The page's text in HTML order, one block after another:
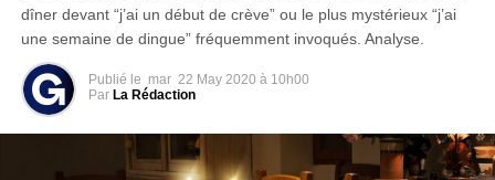
dîner devant “j’ai un début de crève” ou le plus mystérieux “j’ai
une semaine de dingue” fréquemment invoqués. Analyse.
Publié le mar 22 May 2020 à 10h00
Par La Rédaction